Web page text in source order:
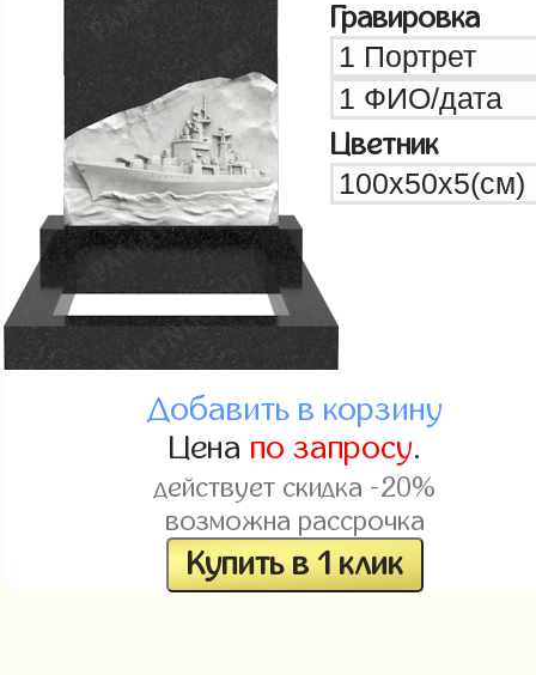
Гравировка
Цветник
Добавить в корзину
Цена по запросу.
действует скидка -20%
возможна рассрочка
Купить в 1 клик